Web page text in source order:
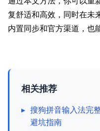
复舒适和高效，同时在未
内置同步和官方渠道，也
相关推荐
▸ 搜狗拼音输入法完
避坑指南